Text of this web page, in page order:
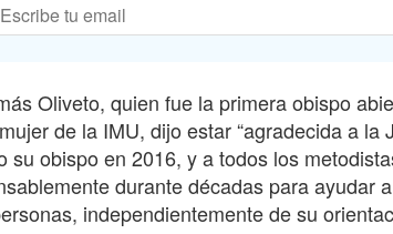
Oliveto, quien fue la primera obispo
de la IMU, dijo estar “agradecida a
su obispo en 2016, y a todos los
durante décadas para ayudar
independientemente de su